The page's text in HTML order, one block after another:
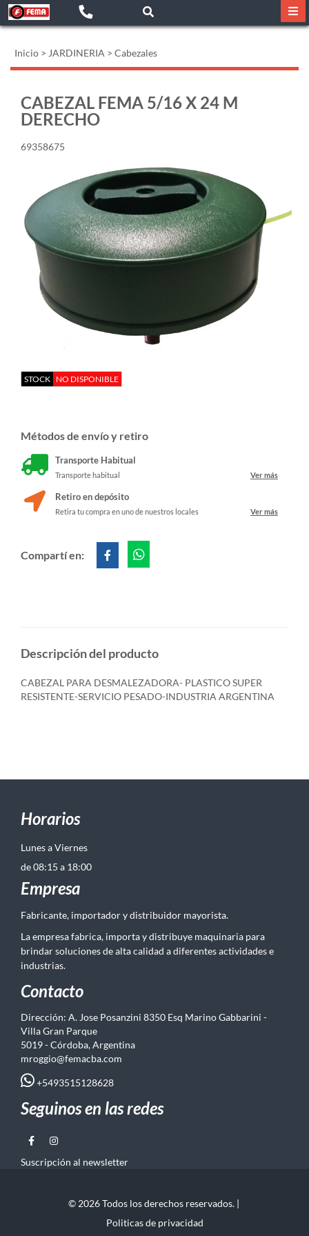
Inicio > JARDINERIA > Cabezales
CABEZAL FEMA 5/16 X 24 M
DERECHO
69358675
STOCK NO DISPONIBLE
Métodos de envío y retiro
Transporte Habitual
Transporte habitual Ver más
Retiro en depósito
Retira tu compra en uno de nuestros locales Ver más
Compartí en:
Descripción del producto
CABEZAL PARA DESMALEZADORA- PLASTICO SUPER
RESISTENTE-SERVICIO PESADO-INDUSTRIA ARGENTINA
Horarios
Lunes a Viernes
de 08:15 a 18:00
Empresa
Fabricante, importador y distribuidor mayorista.
La empresa fabrica, importa y distribuye maquinaria para
brindar soluciones de alta calidad a diferentes actividades e
industrias.
Contacto
Dirección: A. Jose Posanzini 8350 Esq Marino Gabbarini -
Villa Gran Parque
5019 - Córdoba, Argentina
mroggio@femacba.com
+5493515128628
Seguinos en las redes
Suscripción al newsletter
© 2026 Todos los derechos reservados. |
Politicas de privacidad